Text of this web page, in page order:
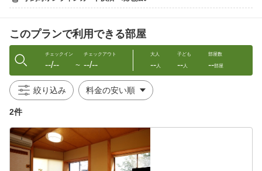
も承っております。[要予約]
◆朝食[8時〜] 身体にやさしい女将手作り和食膳
※朝食は１階お食事処(個室のテーブル席またはお座敷・浴衣可)で
お願いしております。
◆風呂 当館のお風呂は全て貸切風呂(無料)
ご家族・ご友人等と気兼ねなくごゆっくりご入浴下さ
[風呂(全３ヶ所・内湯２・露天１)]
[入浴時間６時〜２４時・一組４０分位]
[但し、お客様の多い日は当日チェックイン後の予約制何
回でも予約可能]
このプランで利用できる部屋
チェックイン
--/-- 〜
チェックアウト
--/--
大人
--人
子ども
--人
部屋数
--部屋
絞り込み
2件